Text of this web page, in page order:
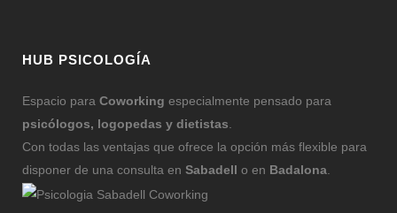
HUB PSICOLOGÍA
Espacio para Coworking especialmente pensado para
psicólogos, logopedas y dietistas.
Con todas las ventajas que ofrece la opción más flexible para
disponer de una consulta en Sabadell o en Badalona.